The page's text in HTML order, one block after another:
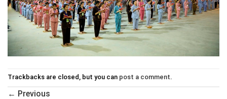
Trackbacks are closed, but you can post a comment.
← Previous